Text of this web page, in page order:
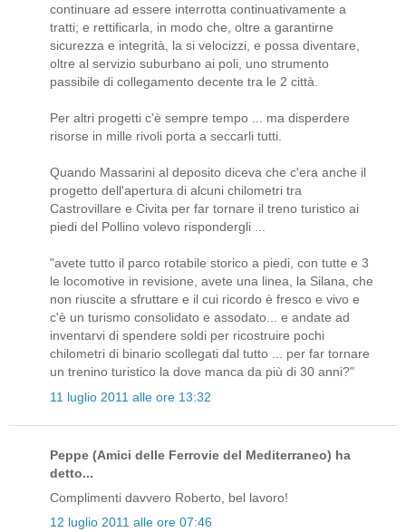
continuare ad essere interrotta continuativamente a
tratti; e rettificarla, in modo che, oltre a garantirne
sicurezza e integrità, la si velocizzi, e possa diventare,
oltre al servizio suburbano ai poli, uno strumento
passibile di collegamento decente tra le 2 città.
Per altri progetti c'è sempre tempo ... ma disperdere
risorse in mille rivoli porta a seccarli tutti.
Quando Massarini al deposito diceva che c'era anche il
progetto dell'apertura di alcuni chilometri tra
Castrovillare e Civita per far tornare il treno turistico ai
piedi del Pollino volevo rispondergli ...
"avete tutto il parco rotabile storico a piedi, con tutte e 3
le locomotive in revisione, avete una linea, la Silana, che
non riuscite a sfruttare e il cui ricordo è fresco e vivo e
c'è un turismo consolidato e assodato... e andate ad
inventarvi di spendere soldi per ricostruire pochi
chilometri di binario scollegati dal tutto ... per far tornare
un trenino turistico la dove manca da più di 30 anni?"
11 luglio 2011 alle ore 13:32
Peppe (Amici delle Ferrovie del Mediterraneo) ha
detto...
Complimenti davvero Roberto, bel lavoro!
12 luglio 2011 alle ore 07:46